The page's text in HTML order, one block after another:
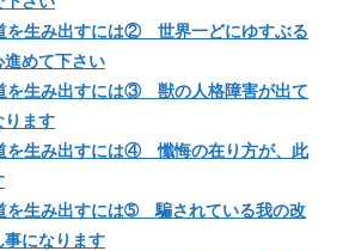
を生み出すには② 世界一どにゆすぶる
進めて下さい
を生み出すには③ 獣の人格障害が出て
ります
を生み出すには④ 懺悔の在り方が、此
を生み出すには➄ 騙されている我の改
になります